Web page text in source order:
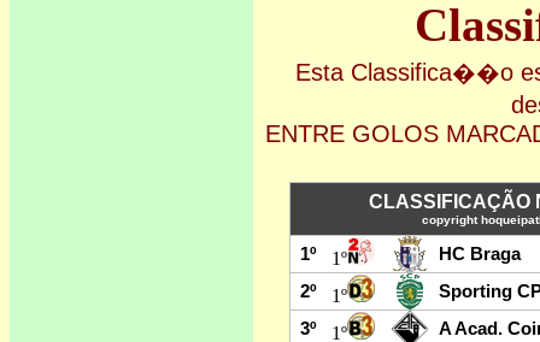
Esta Classifica��o
ENTRE GOLOS